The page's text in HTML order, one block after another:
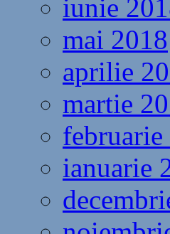
iunie
mai 2018
aprilie
martie
februarie
ianuarie